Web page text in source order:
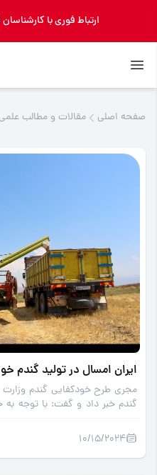
ارتباط فوری با
صفحه اصلی مقالات و مطالب علمی
ایران امسال در تولید گندم
مجری طرح خودکفایی گندم
گندم خبر داد و گفت: با توجه
تداوم خواهد داشت.
10/15/2024